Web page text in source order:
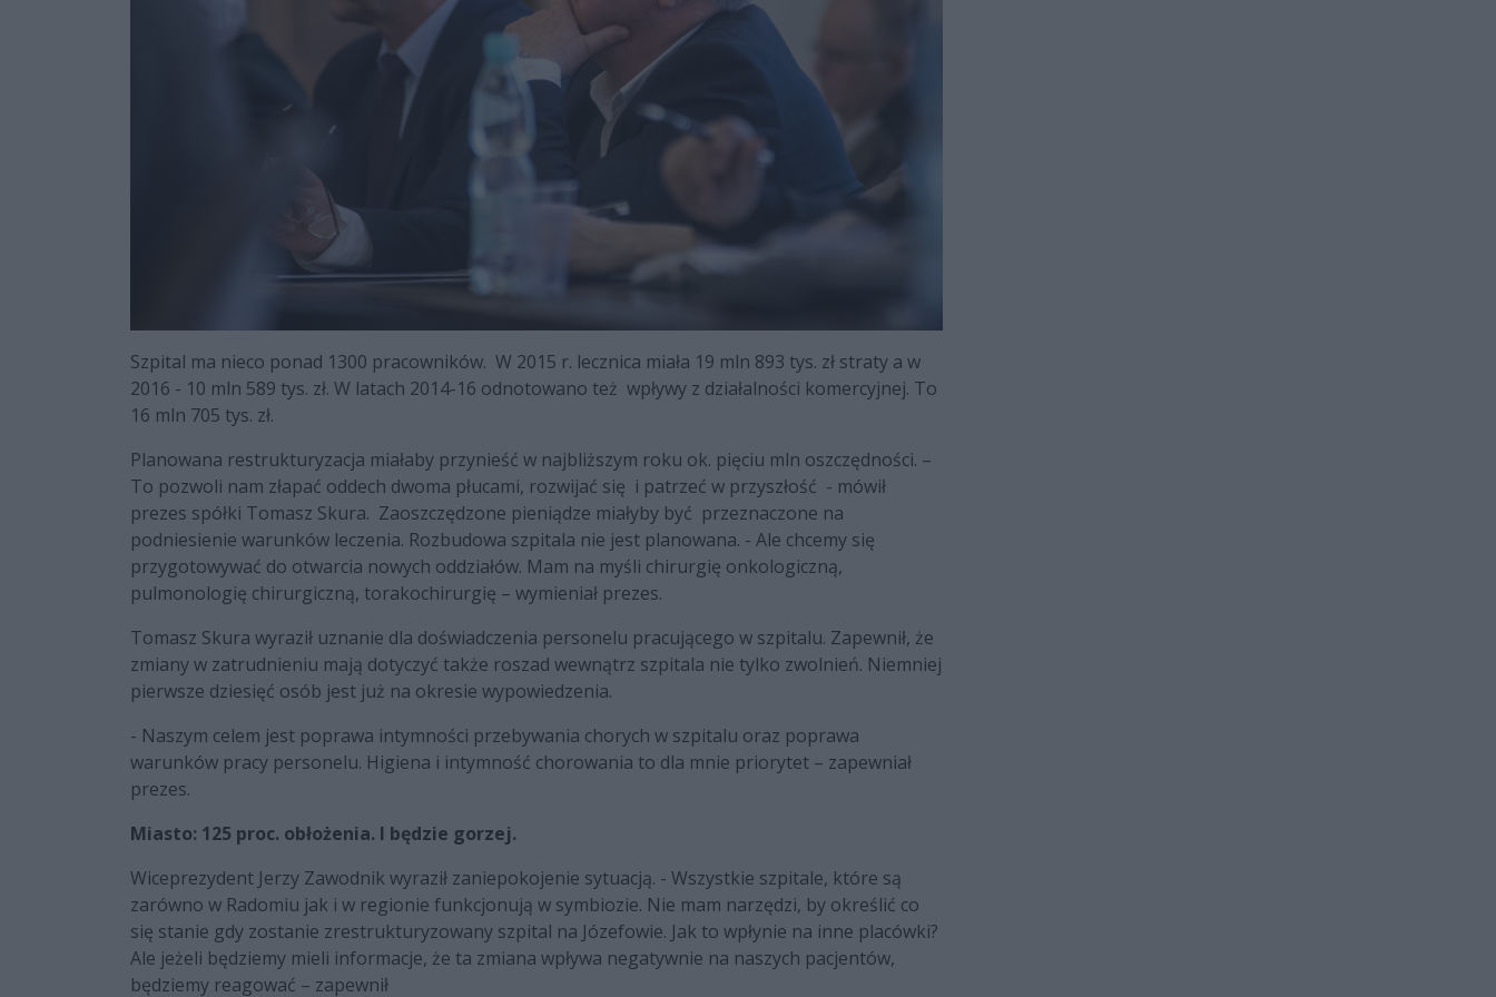
Szpital ma nieco ponad 1300 pracowników. W 2015 r. lecznica miała 19 mln 893 tys. zł straty a w
2016 - 10 mln 589 tys. zł. W latach 2014-16 odnotowano też wpływy z działalności komercyjnej. To
16 mln 705 tys. zł.
Planowana restrukturyzacja miałaby przynieść w najbliższym roku ok. pięciu mln oszczędności. –
To pozwoli nam złapać oddech dwoma płucami, rozwijać się i patrzeć w przyszłość - mówił
prezes spółki Tomasz Skura. Zaoszczędzone pieniądze miałyby być przeznaczone na
podniesienie warunków leczenia. Rozbudowa szpitala nie jest planowana. - Ale chcemy się
przygotowywać do otwarcia nowych oddziałów. Mam na myśli chirurgię onkologiczną,
pulmonologię chirurgiczną, torakochirurgię – wymieniał prezes.
Tomasz Skura wyraził uznanie dla doświadczenia personelu pracującego w szpitalu. Zapewnił, że
zmiany w zatrudnieniu mają dotyczyć także roszad wewnątrz szpitala nie tylko zwolnień. Niemniej
pierwsze dziesięć osób jest już na okresie wypowiedzenia.
- Naszym celem jest poprawa intymności przebywania chorych w szpitalu oraz poprawa
warunków pracy personelu. Higiena i intymność chorowania to dla mnie priorytet – zapewniał
prezes.
Miasto: 125 proc. obłożenia. I będzie gorzej.
Wiceprezydent Jerzy Zawodnik wyraził zaniepokojenie sytuacją. - Wszystkie szpitale, które są
zarówno w Radomiu jak i w regionie funkcjonują w symbiozie. Nie mam narzędzi, by określić co
się stanie gdy zostanie zrestrukturyzowany szpital na Józefowie. Jak to wpłynie na inne placówki?
Ale jeżeli będziemy mieli informacje, że ta zmiana wpływa negatywnie na naszych pacjentów,
będziemy reagować – zapewnił